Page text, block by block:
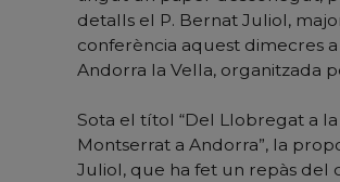
detalls el P. Bernat Juliol,
conferència aquest dimecres
Andorra la Vella, organitzada
Sota el títol “Del Llobregat a
Montserrat a Andorra”, la
Juliol, que ha fet un repàs del